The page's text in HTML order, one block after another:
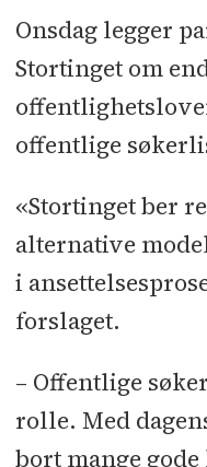
Onsdag legger
Stortinget om
offentlige
«Stortinget ber
alternative
i
forslaget.
– Offentlige
rolle. Med
bort mange